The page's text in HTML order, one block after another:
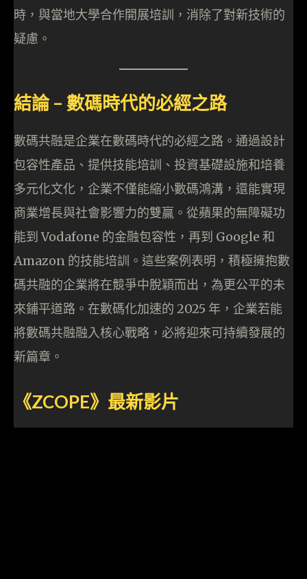
時，與當地大學合作開展培訓，消除了對新技術的
疑慮。
結論 – 數碼時代的必經之路
數碼共融是企業在數碼時代的必經之路。通過設計
包容性產品、提供技能培訓、投資基礎設施和培養
多元化文化，企業不僅能縮小數碼鴻溝，還能實現
商業增長與社會影響力的雙贏。從蘋果的無障礙功
能到 Vodafone 的金融包容性，再到 Google 和
Amazon 的技能培訓。這些案例表明，積極擁抱數
碼共融的企業將在競爭中脫穎而出，為更公平的未
來鋪平道路。在數碼化加速的 2025 年，企業若能
將數碼共融融入核心戰略，必將迎來可持續發展的
新篇章。
《ZCOPE》最新影片